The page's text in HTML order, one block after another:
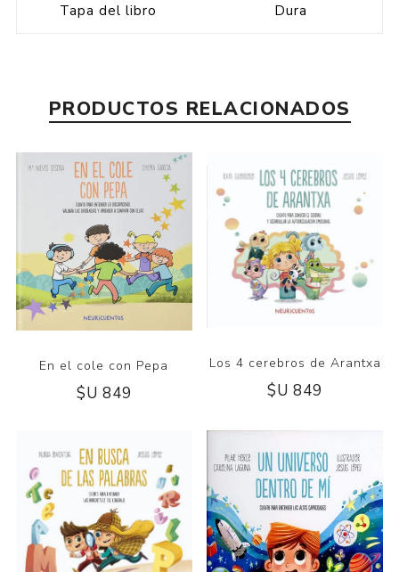
Tapa del libro Dura
PRODUCTOS RELACIONADOS
En el cole con Pepa
$U 849
Los 4 cerebros de Arantxa
$U 849